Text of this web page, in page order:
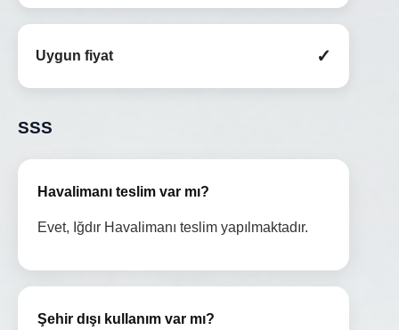
Uygun fiyat ✓
SSS
Havalimanı teslim var mı?
Evet, Iğdır Havalimanı teslim yapılmaktadır.
Şehir dışı kullanım var mı?